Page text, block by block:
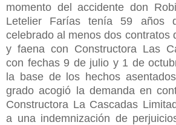
momento del accidente don
Letelier Farías tenía 59 años
celebrado al menos dos contratos
y faena con Constructora Las
con fechas 9 de julio y 1 de
la base de los hechos
grado acogió la demanda en
Constructora La Cascadas
a una indemnización de